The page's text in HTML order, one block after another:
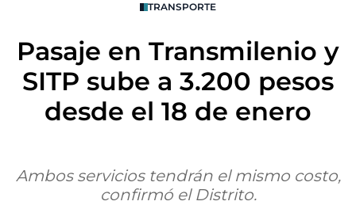
TRANSPORTE
Pasaje en Transmilenio y
SITP sube a 3.200 pesos
desde el 18 de enero
Ambos servicios tendrán el mismo costo,
confirmó el Distrito.